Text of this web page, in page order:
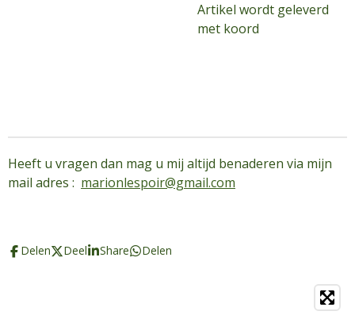
Artikel wordt geleverd
met koord
Heeft u vragen dan mag u mij altijd benaderen via mijn
mail adres : marionlespoir@gmail.com
Delen Deel Share Delen